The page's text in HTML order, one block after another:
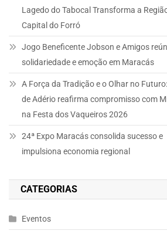
Lagedo do Tabocal Transforma a
Capital do Forró
Jogo Beneficente Jobson e Amigos
solidariedade e emoção em Maracás
A Força da Tradição e o Olhar no
de Adério reafirma compromisso com
na Festa dos Vaqueiros 2026
24ª Expo Maracás consolida sucesso e
impulsiona economia regional
CATEGORIAS
Eventos